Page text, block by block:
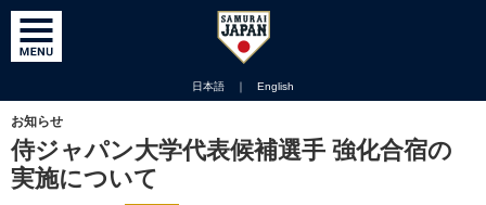
日本語 ｜ English
お知らせ
侍ジャパン大学代表候補選手 強化合宿の
実施について